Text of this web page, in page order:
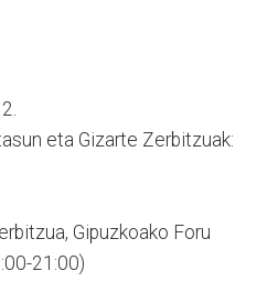
eta Gizarte Zerbitzuak:
Gipuzkoako Foru
21:00)